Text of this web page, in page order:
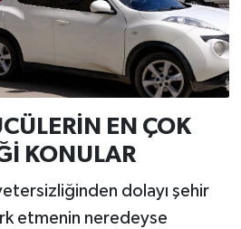
EN ÇOK
KONULAR
dolayı şehir
etmenin neredeyse